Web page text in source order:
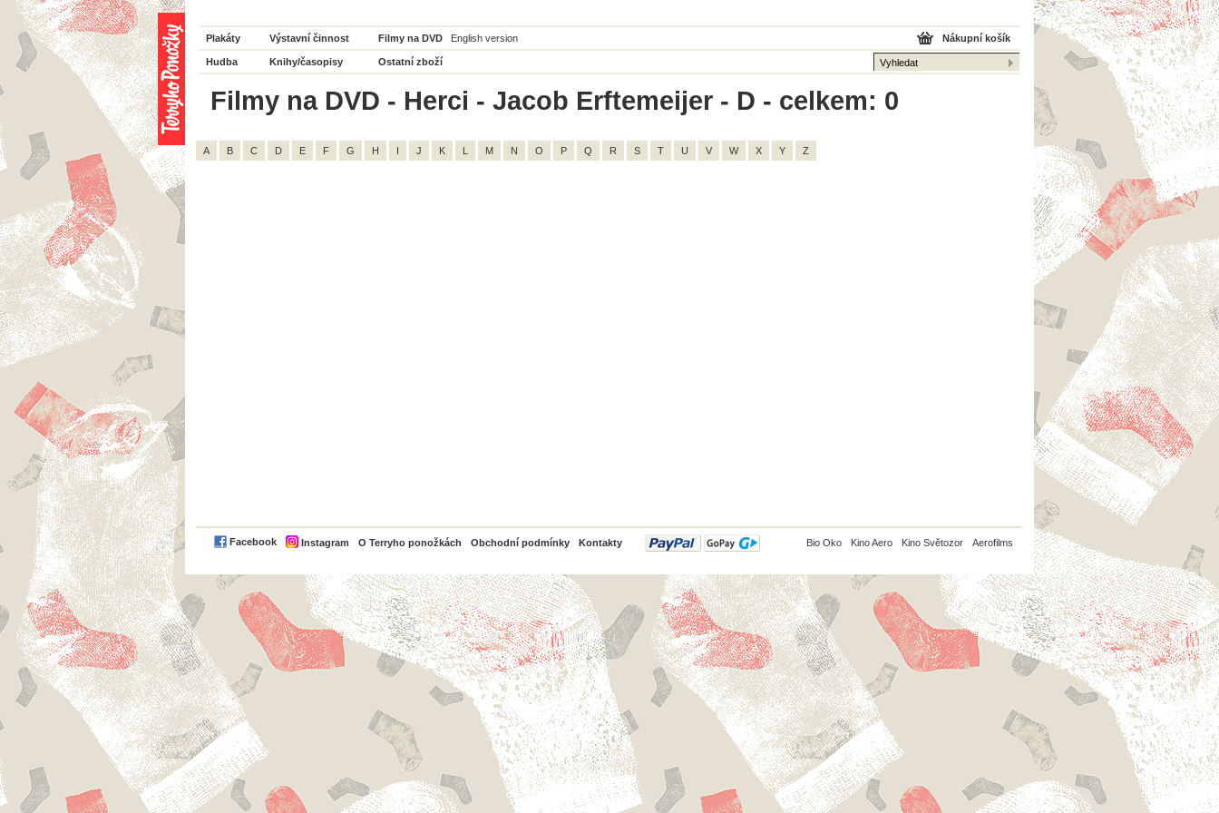
Plakáty Výstavní činnost Filmy na DVD English version
Hudba Knihy/časopisy Ostatní zboží
Nákupní košík
Filmy na DVD - Herci - Jacob Erftemeijer - D - celkem: 0
A B C D E F G H I J K L M N O P Q R S T U V W X Y Z
Facebook Instagram O Terryho ponožkách Obchodní podmínky Kontakty
PayPal Bio Oko Kino Aero Kino Světozor Aerofilms